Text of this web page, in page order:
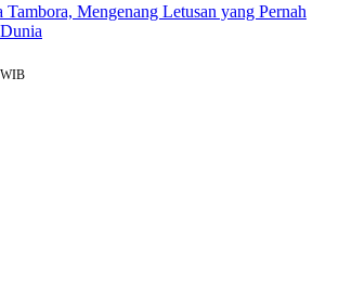
Tambora, Mengenang Letusan yang Pernah